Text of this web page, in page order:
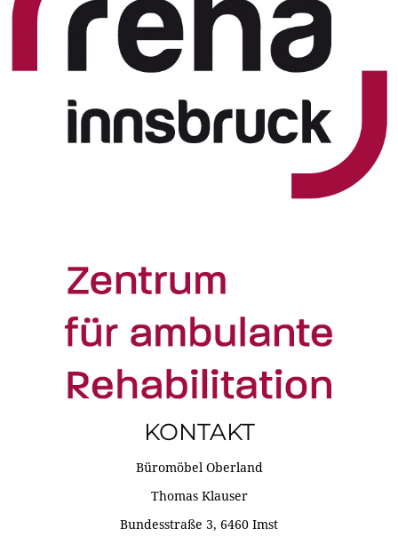
KONTAKT
Büromöbel Oberland
Thomas Klauser
Bundesstraße 3, 6460 Imst